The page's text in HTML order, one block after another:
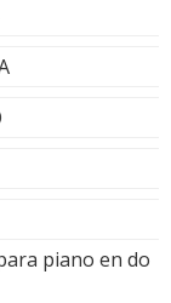
piano en do